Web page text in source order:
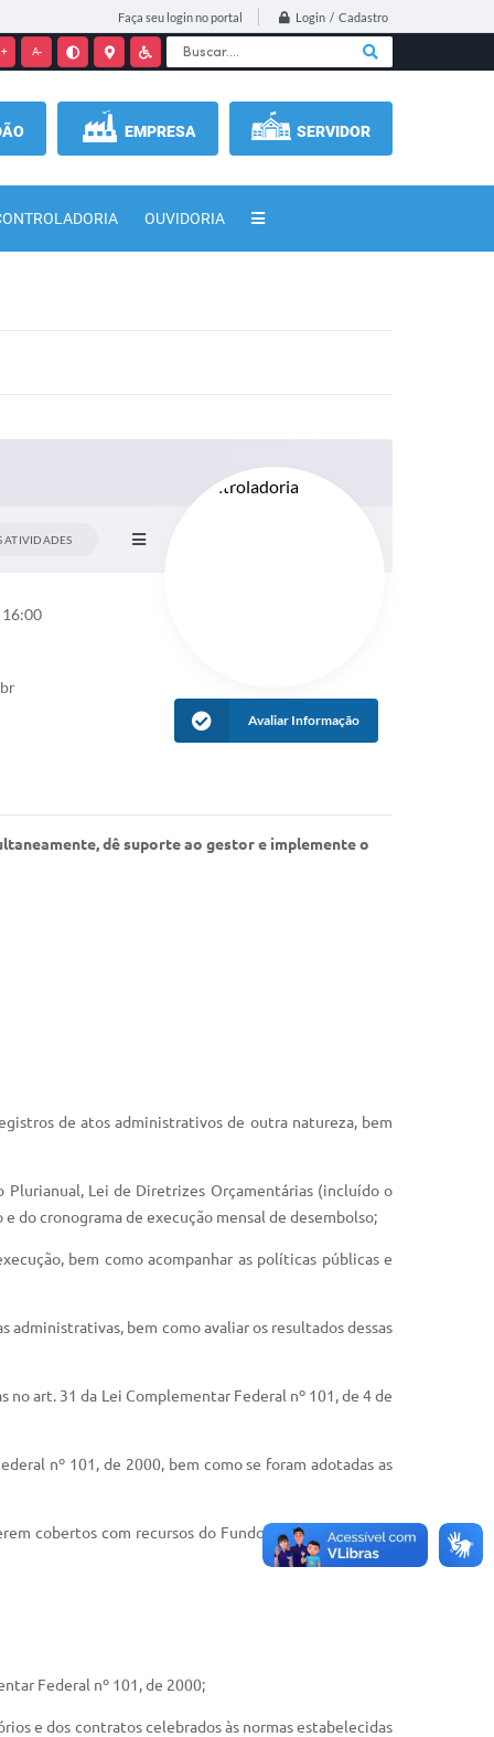
Faça seu login no portal Login / Cadastro
A-
EMPRESA SERVIDOR
OUVIDORIA
ATIVIDADES
16:00
Avaliar Informação
dê suporte ao gestor e implemente o
de atos administrativos de outra natureza, bem
Lei de Diretrizes Orçamentárias (incluído o
do cronograma de execução mensal de desembolso;
bem como acompanhar as políticas públicas e
bem como avaliar os resultados dessas
art. 31 da Lei Complementar Federal nº 101, de 4 de
nº 101, de 2000, bem como se foram adotadas as
cobertos com recursos do Fundo de Manutenção e
Federal nº 101, de 2000;
e dos contratos celebrados às normas estabelecidas